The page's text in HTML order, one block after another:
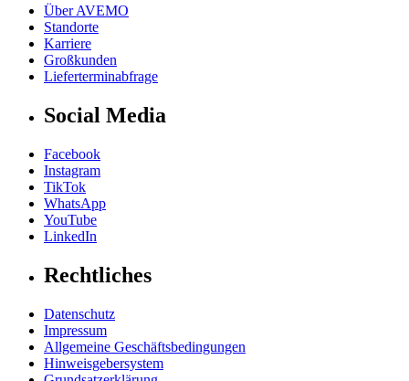
Über AVEMO
Standorte
Karriere
Großkunden
Lieferterminabfrage
Social Media
Facebook
Instagram
TikTok
WhatsApp
YouTube
LinkedIn
Rechtliches
Datenschutz
Impressum
Allgemeine Geschäftsbedingungen
Hinweisgebersystem